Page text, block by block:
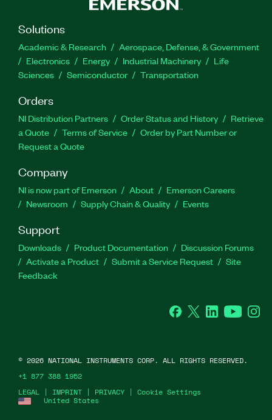
Solutions
Academic & Research
Aerospace, Defense, & Government
Electronics
Energy Industrial Machinery
Life
Sciences
Semiconductor Transportation
Orders
NI Distribution Partners Order Status and History
Retrieve
a Quote
Terms of Service
Order by Part Number or
Request a Quote
Company
NI is now part of Emerson About
Emerson Careers
Newsroom
Supply Chain & Quality Events
Support
Downloads Product Documentation
Discussion Forums
Activate a Product
Submit a Service Request
Site
Feedback
Facebook
Twitter LinkedInYouTube
United States
LEGAL | IMPRINT | PRIVACY | Cookie Settings
© 2026 NATIONAL INSTRUMENTS CORP. ALL RIGHTS RESERVED.
+1 877 388 1952